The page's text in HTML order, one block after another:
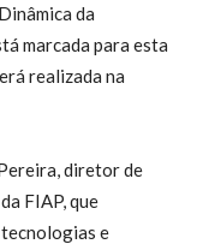
da
marcada para esta
realizada na
diretor de
FIAP, que
e